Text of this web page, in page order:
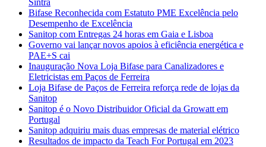
Sintra
Bifase Reconhecida com Estatuto PME Excelência pelo
Desempenho de Excelência
Sanitop com Entregas 24 horas em Gaia e Lisboa
Governo vai lançar novos apoios à eficiência energética e
PAE+S cai
Inauguração Nova Loja Bifase para Canalizadores e
Eletricistas em Paços de Ferreira
Loja Bifase de Paços de Ferreira reforça rede de lojas da
Sanitop
Sanitop é o Novo Distribuidor Oficial da Growatt em
Portugal
Sanitop adquiriu mais duas empresas de material elétrico
Resultados de impacto da Teach For Portugal em 2023